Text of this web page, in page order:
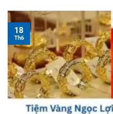
18
Th6